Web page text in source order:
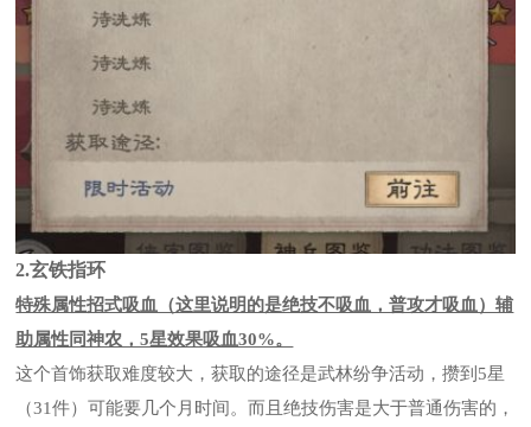
2.玄铁指环
特殊属性招式吸血（这里说明的是绝技不吸血，普攻才吸血）辅
助属性同神农，5星效果吸血30%。
这个首饰获取难度较大，获取的途径是武林纷争活动，攒到5星
（31件）可能要几个月时间。而且绝技伤害是大于普通伤害的，